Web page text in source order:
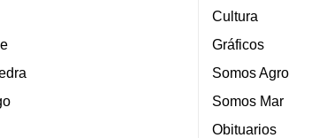
Cultura
Gráficos
Somos Agro
Somos Mar
Obituarios